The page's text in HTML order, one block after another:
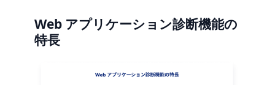
Web アプリケーション診断機能の
特長